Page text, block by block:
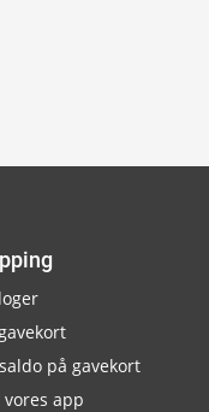
på gavekort
vores app